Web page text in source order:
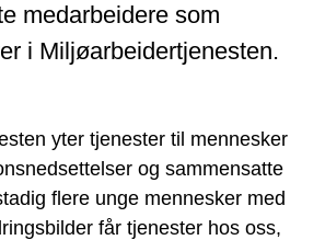
medarbeidere som
i Miljøarbeidertjenesten.
yter tjenester til mennesker
og sammensatte
flere unge mennesker med
får tjenester hos oss,